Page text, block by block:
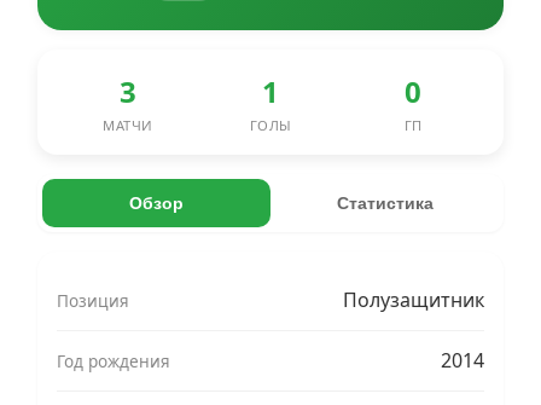
3
МАТЧИ
1
ГОЛЫ
0
ГП
Обзор Статистика
Позиция Полузащитник
Год рождения 2014